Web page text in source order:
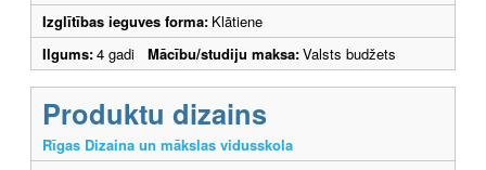
Izglītības ieguves forma: Klātiene
Ilgums:4 gadi Mācību/studiju maksa:Valsts budžets
Produktu dizains
Rīgas Dizaina un mākslas vidusskola